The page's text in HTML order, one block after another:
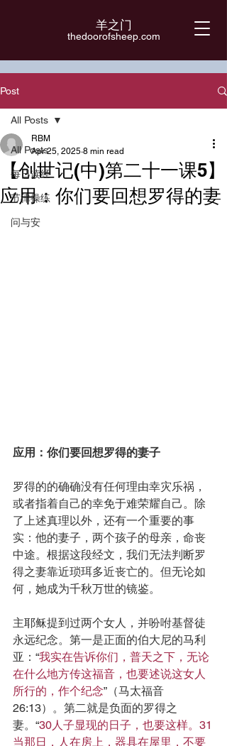
羊之门
​thedoorofsheep.com
Post
All Posts
每日读经
节律操练
问与安
All Posts
【创世记(中)第二十一课5】
应用：你们要回想罗得的妻
RBM
Apr 25, 2025 8 min read
应用：你们要回想罗得的妻子
罗得的的确确没有任何理由幸灾乐祸，
或者指着自己的幸免于难荣耀自己。除
了上述真理以外，还有一个重要的事
实：他的妻子，两个孩子的母亲，命丧
中途。根据这段经文，我们无法判断罗
得之妻靠近琐珥多近丧亡的。但无论如
何，她成为千秋万世的镜鉴。
主耶稣提到过两个女人，并吩咐基督徒
永远纪念。第一是正面的伯大尼的马利
亚：“我实在告诉你们，普天之下，无论
在什么地方传这福音，也要述说这女人
所行的，作个纪念”（马太福音
26:13）。第二就是负面的罗得之
妻。“30人子显现的日子，也要这样。31
当那日，人在房上，器具在屋里，不要